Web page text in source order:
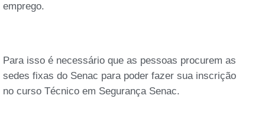
emprego.
Para isso é necessário que as pessoas procurem as
sedes fixas do Senac para poder fazer sua inscrição
no curso Técnico em Segurança Senac.